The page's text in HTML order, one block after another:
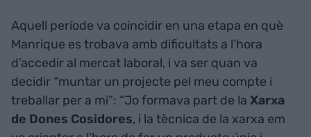
Aquell període va coincidir en una etapa en què
Manrique es trobava amb dificultats a l’hora
d’accedir al mercat laboral, i va ser quan va
decidir “muntar un projecte pel meu compte i
treballar per a mi”: “Jo formava part de la Xarxa
de Dones Cosidores, i la tècnica de la xarxa em